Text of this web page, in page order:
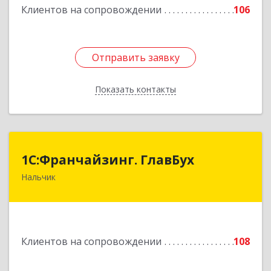
Клиентов на сопровождении 106
Отправить заявку
Показать контакты
Подробнее
Отправить заявку
Назад
1С:Франчайзинг. ГлавБух
Нальчик
Клиентов на сопровождении 108
1С:Франчайзинг. ГлавБух
360000, Кабардино-Балкарская Респ, Нальчик г,